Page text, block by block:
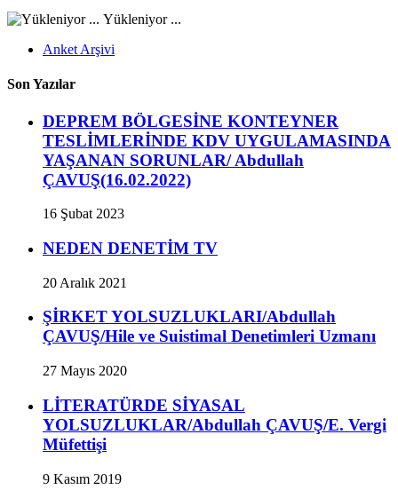
Yükleniyor ...
Anket Arşivi
Son Yazılar
DEPREM BÖLGESİNE KONTEYNER
TESLİMLERİNDE KDV UYGULAMASINDA
YAŞANAN SORUNLAR/ Abdullah
ÇAVUŞ(16.02.2022)
16 Şubat 2023
NEDEN DENETİM TV
20 Aralık 2021
ŞİRKET YOLSUZLUKLARI/Abdullah
ÇAVUŞ/Hile ve Suistimal Denetimleri Uzmanı
27 Mayıs 2020
LİTERATÜRDE SİYASAL
YOLSUZLUKLAR/Abdullah ÇAVUŞ/E. Vergi
Müfettişi
9 Kasım 2019